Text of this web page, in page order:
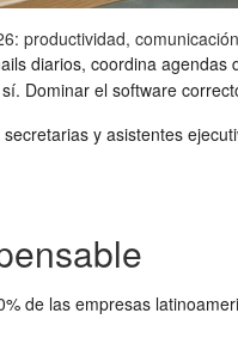
productividad,
diarios, coordina
Dominar el software
y asistentes
de las empresas